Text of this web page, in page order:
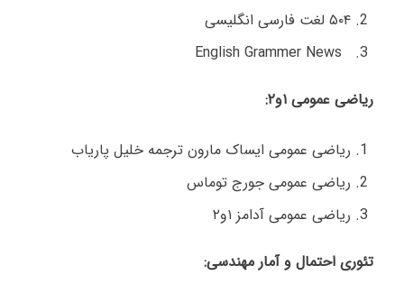
۵۰۴ لغت فارسی انگلیسی
ریاضی عمومی ۱و۲:
ریاضی عمومی ایساک مارون ترجمه خلیل پاریاب
ریاضی عمومی جورج توماس
ریاضی عمومی آدامز ۱و۲
تئوری احتمال و آمار مهندسی: